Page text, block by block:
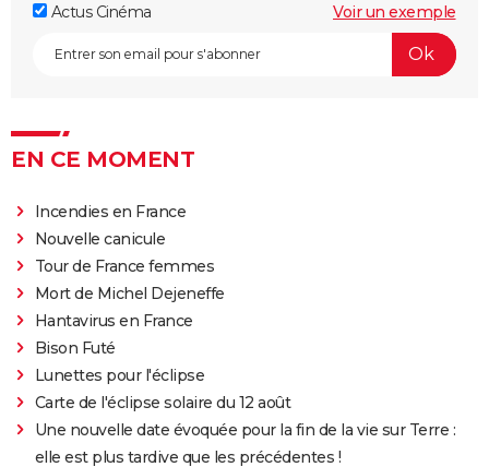
Actus Cinéma
Voir un exemple
EN CE MOMENT
Incendies en France
Nouvelle canicule
Tour de France femmes
Mort de Michel Dejeneffe
Hantavirus en France
Bison Futé
Lunettes pour l'éclipse
Carte de l'éclipse solaire du 12 août
Une nouvelle date évoquée pour la fin de la vie sur Terre :
elle est plus tardive que les précédentes !